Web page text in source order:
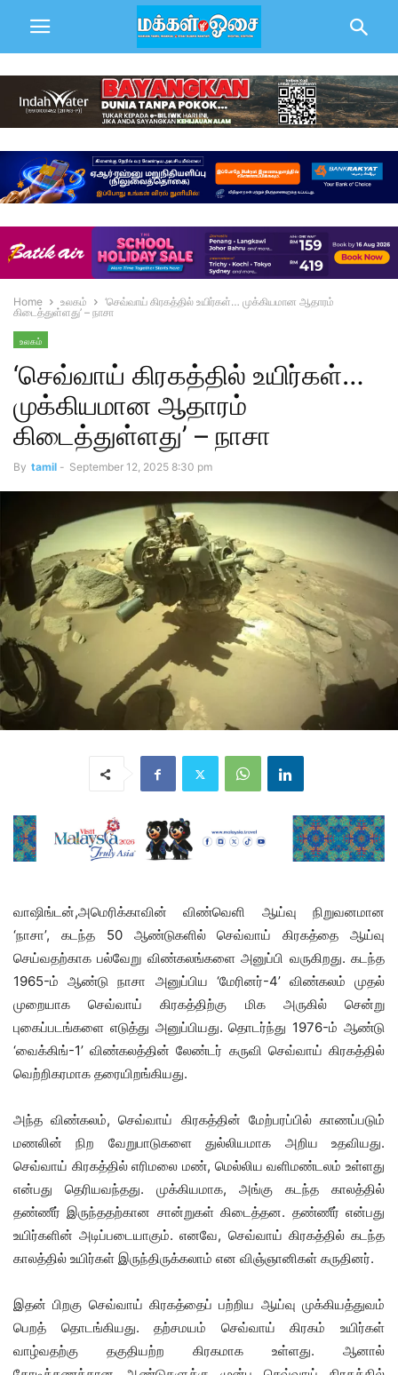
Home உலகம்
‘செவ்வாய் கிரகத்தில் உயிர்கள்… முக்கியமான ஆதாரம்
கிடைத்துள்ளது’ – நாசா
உலகம்
‘செவ்வாய் கிரகத்தில் உயிர்கள்…
முக்கியமான ஆதாரம்
கிடைத்துள்ளது’ – நாசா
By tamil - September 12, 2025 8:30 pm
வாஷிங்டன்,அமெரிக்காவின் விண்வெளி ஆய்வு நிறுவனமான
‘நாசா’, கடந்த 50 ஆண்டுகளில் செவ்வாய் கிரகத்தை ஆய்வு
செய்வதற்காக பல்வேறு விண்கலங்களை அனுப்பி வருகிறது. கடந்த
1965-ம் ஆண்டு நாசா அனுப்பிய ‘மேரினர்-4’ விண்கலம் முதல்
முறையாக செவ்வாய் கிரகத்திற்கு மிக அருகில் சென்று
புகைப்படங்களை எடுத்து அனுப்பியது. தொடர்ந்து 1976-ம் ஆண்டு
‘வைக்கிங்-1’ விண்கலத்தின் லேண்டர் கருவி செவ்வாய் கிரகத்தில்
வெற்றிகரமாக தரையிறங்கியது.
அந்த விண்கலம், செவ்வாய் கிரகத்தின் மேற்பரப்பில் காணப்படும்
மணலின் நிற வேறுபாடுகளை துல்லியமாக அறிய உதவியது.
செவ்வாய் கிரகத்தில் எரிமலை மண், மெல்லிய வளிமண்டலம் உள்ளது
என்பது தெரியவந்தது. முக்கியமாக, அங்கு கடந்த காலத்தில்
தண்ணீர் இருந்ததற்கான சான்றுகள் கிடைத்தன. தண்ணீர் என்பது
உயிர்களின் அடிப்படையாகும். எனவே, செவ்வாய் கிரகத்தில் கடந்த
காலத்தில் உயிர்கள் இருந்திருக்கலாம் என விஞ்ஞானிகள் கருதினர்.
இதன் பிறகு செவ்வாய் கிரகத்தைப் பற்றிய ஆய்வு முக்கியத்துவம்
பெறத் தொடங்கியது. தற்சமயம் செவ்வாய் கிரகம் உயிர்கள்
வாழ்வதற்கு தகுதியற்ற கிரகமாக உள்ளது. ஆனால்